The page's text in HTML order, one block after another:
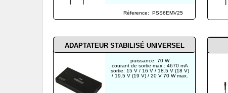
Réference: PSS6EMV25
ADAPTATEUR STABILISÉ UNIVERSEL
puissance: 70 W
courant de sortie max.: 4670 mA
sortie: 15 V / 16 V / 18.5 V (18 V)
/ 19.5 V (19 V) / 20 V 70 W max.